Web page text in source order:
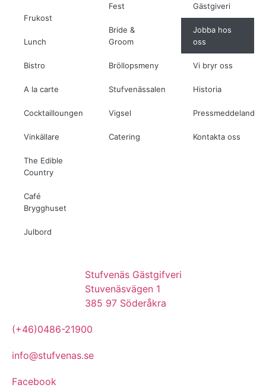
Frukost
Lunch
Bistro
A la carte
Cocktailloungen
Vinkällare
The Edible
Country
Café
Brygghuset
Julbord
Fest
Bride &
Groom
Bröllopsmeny
Stufvenässalen
Vigsel
Catering
Gästgiveri
Jobba hos
oss
Vi bryr oss
Historia
Pressmeddelanden
Kontakta oss
Stufvenäs Gästgifveri
Stuvenäsvägen 1
385 97 Söderåkra
(+46)0486-21900
info@stufvenas.se
Facebook